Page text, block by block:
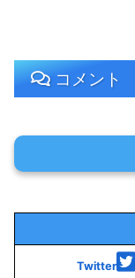
コメント
Twitter